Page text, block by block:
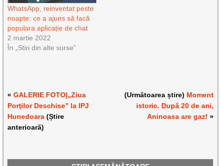
WhatsApp, reinventat peste
noapte: ce a ajuns să facă
populara aplicație de chat
2 martie 2022
În „Stiri din alte surse”
«GALERIE FOTO|„Ziua
Porţilor Deschise” la IPJ
Hunedoara (Știre
anterioară)
(Următoarea știre) Moment
istoric. După 20 de ani,
Aninoasa are gaz! »